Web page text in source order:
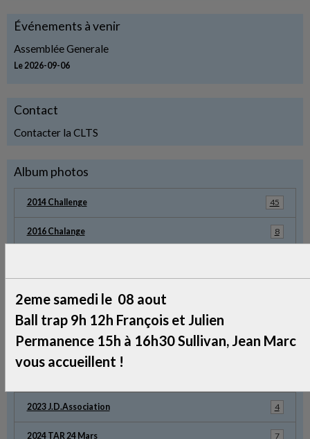
Événements à venir
Assemblée Generale
Le 2026-09-06
Contact
Contacter la CLTS
Album photos
2014 Challenge 45
2016 Chalange 8
2021 Challenge
2022 Challenge 10
2023 J.D.Association 4
2024 TAR 24 Mars 7
2eme samedi le 08 aout
Ball trap 9h 12h François et Julien
Permanence 15h à 16h30 Sullivan, Jean Marc
vous accueillent !